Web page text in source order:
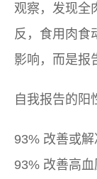
观察，发现全
反，食用肉食
影响，而是报
自我报告的阳
93% 改善或
93% 改善高血